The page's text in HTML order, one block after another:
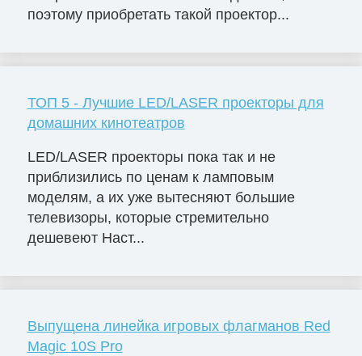
поэтому приобретать такой проектор...
ТОП 5 - Лучшие LED/LASER проекторы для
домашних кинотеатров
LED/LASER проекторы пока так и не
приблизились по ценам к ламповым
моделям, а их уже вытесняют большие
телевизоры, которые стремительно
дешевеют Наст...
Выпущена линейка игровых флагманов Red
Magic 10S Pro